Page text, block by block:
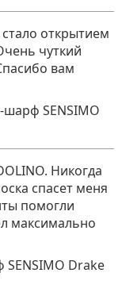
открытием
чуткий
вам
шарф SENSIMO
Никогда
спасет меня
помогли
максимально
Drake